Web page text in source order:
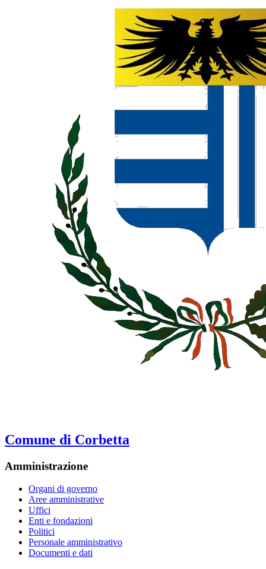
Comune di Corbetta
Amministrazione
Organi di governo
Aree amministrative
Uffici
Enti e fondazioni
Politici
Personale amministrativo
Documenti e dati